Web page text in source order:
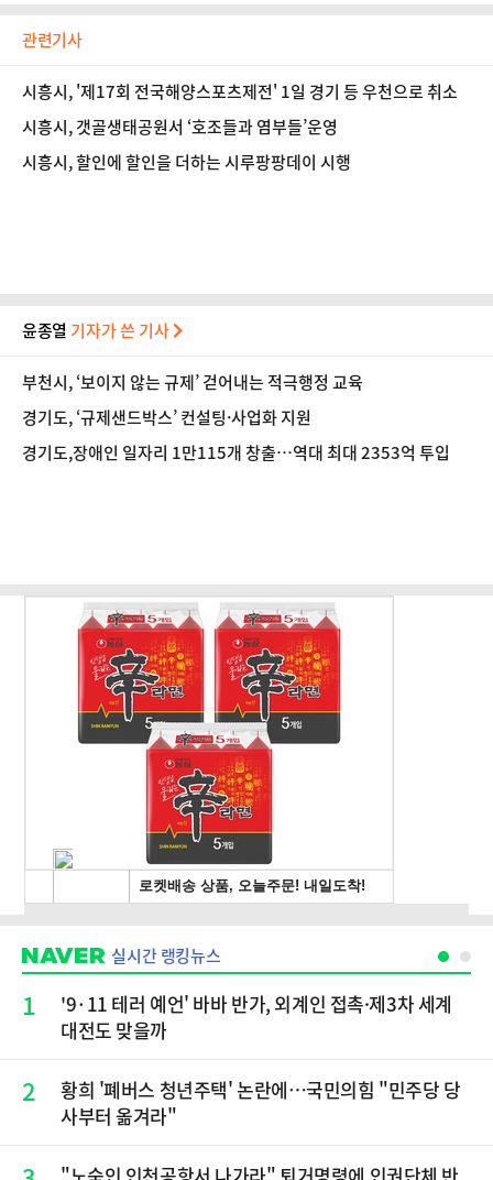
관련기사
시흥시, '제17회 전국해양스포츠제전' 1일 경기 등 우천으로 취소
시흥시, 갯골생태공원서 ‘호조들과 염부들’운영
시흥시, 할인에 할인을 더하는 시루팡팡데이 시행
윤종열 기자가 쓴 기사
부천시, ‘보이지 않는 규제’ 걷어내는 적극행정 교육
경기도, ‘규제샌드박스’ 컨설팅·사업화 지원
경기도,장애인 일자리 1만115개 창출…역대 최대 2353억 투입
실시간 랭킹뉴스
1
'9·11 테러 예언' 바바 반가, 외계인 접촉·제3차 세계
대전도 맞을까
2
황희 '폐버스 청년주택' 논란에…국민의힘 "민주당 당
사부터 옮겨라"